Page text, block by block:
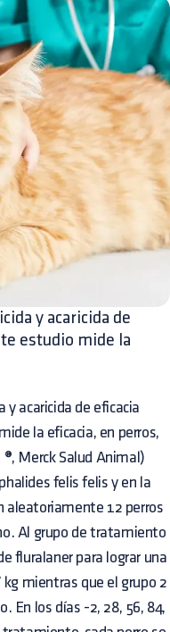
y acaricida de
estudio mide la
y acaricida de eficacia
la eficacia, en perros,
Merck Salud Animal)
felis felis y en la
aleatoriamente 12 perros
Al grupo de tratamiento
fluralaner para lograr una
mientras que el grupo 2
En los días -2, 28, 56, 84,